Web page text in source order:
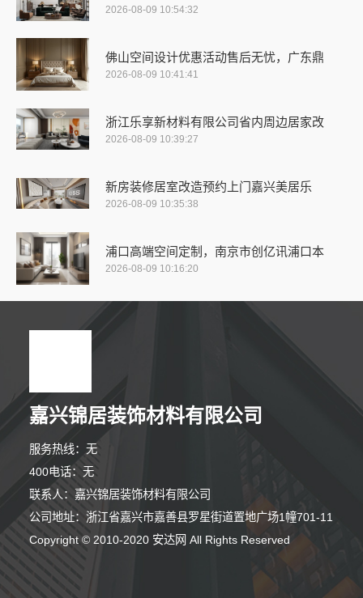
2026-08-09 10:54:32
佛山空间设计优惠活动售后无忧，广东鼎
2026-08-09 10:41:41
浙江乐享新材料有限公司省内周边居家改
2026-08-09 10:39:27
新房装修居室改造预约上门嘉兴美居乐
2026-08-09 10:35:38
浦口高端空间定制，南京市创亿讯浦口本
2026-08-09 10:16:20
嘉兴锦居装饰材料有限公司
服务热线：无
400电话：无
联系人：嘉兴锦居装饰材料有限公司
公司地址：浙江省嘉兴市嘉善县罗星街道置地广场1幢701-11
Copyright © 2010-2020 安达网 All Rights Reserved
8分钟前 刘小姐 正在咨询
3分钟前 顾小姐 正在咨询